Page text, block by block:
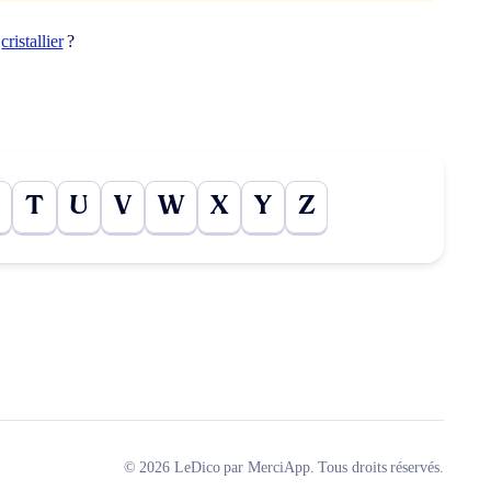
cristallier?
T U V W X Y Z
© 2026 LeDico par MerciApp. Tous droits réservés.